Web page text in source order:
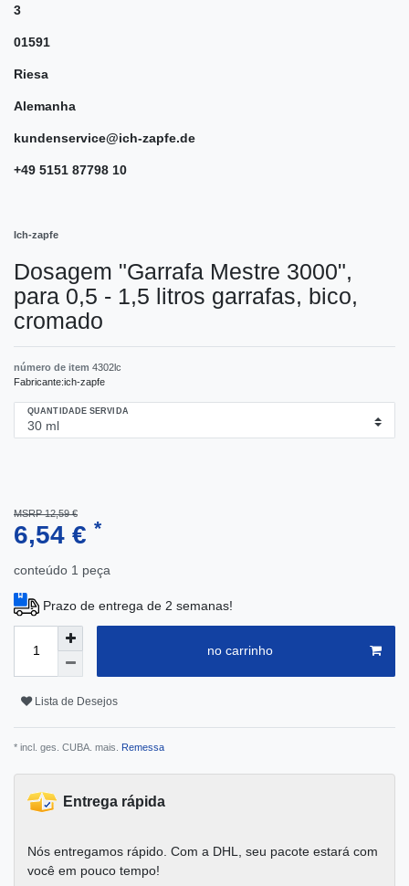
3
01591
Riesa
Alemanha
kundenservice@ich-zapfe.de
+49 5151 87798 10
Ich-zapfe
Dosagem "Garrafa Mestre 3000",
para 0,5 - 1,5 litros garrafas, bico,
cromado
número de item 4302lc
Fabricante:ich-zapfe
QUANTIDADE SERVIDA
MSRP 12,59 €
6,54 € *
conteúdo 1 peça
Prazo de entrega de 2 semanas!
no carrinho
Lista de Desejos
* incl. ges. CUBA. mais. Remessa
Entrega rápida
Nós entregamos rápido. Com a DHL, seu pacote estará com
você em pouco tempo!